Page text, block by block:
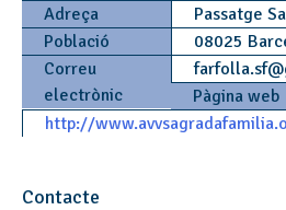
Adreça
Passatge
Població
08025
Correu
electrònic
farfolla.sf@
Pàgina web
http://
Contacte